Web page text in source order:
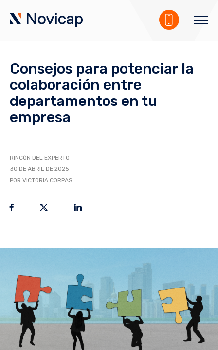
Consejos para potenciar la
colaboración entre
departamentos en tu
empresa
RINCÓN DEL EXPERTO
30 DE ABRIL DE 2025
POR VICTORIA CORPAS